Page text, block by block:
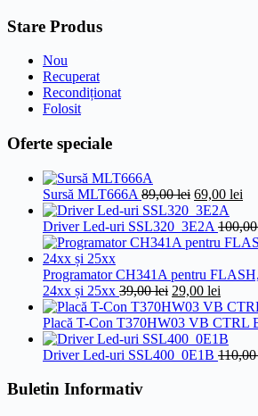
Stare Produs
Nou
Recuperat
Recondiționat
Folosit
Oferte speciale
Sursă MLT666A 89,00lei Prețul
inițial
a
fost:
69,00 lei
Driver Led-uri SSL320_3E2A
Programator CH341A pentru
24xx și 25xx 39,00lei Prețul
inițial
a
fost:
39,00 lei.
29,00 lei
curent
este:
29,00
Placă T-Con T370HW03 VB CTRL
Driver Led-uri SSL400_0E1B
Buletin Informativ